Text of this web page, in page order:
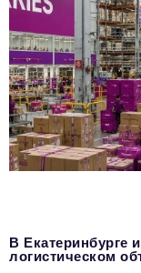
В Екатеринбурге
логистическом